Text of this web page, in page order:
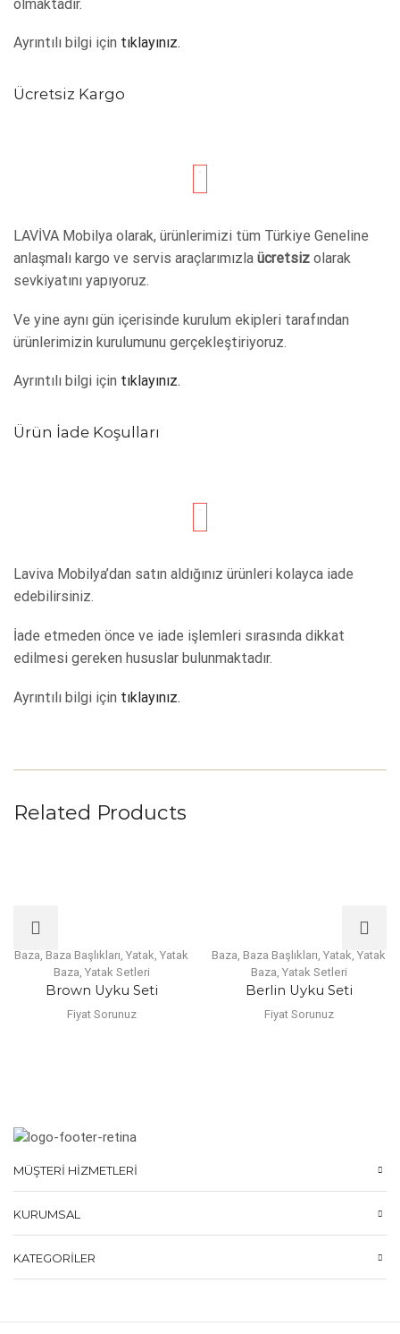
olmaktadır.
Ayrıntılı bilgi için tıklayınız.
Ücretsiz Kargo
LAVİVA Mobilya olarak, ürünlerimizi tüm Türkiye Geneline
anlaşmalı kargo ve servis araçlarımızla ücretsiz olarak
sevkiyatını yapıyoruz.
Ve yine aynı gün içerisinde kurulum ekipleri tarafından
ürünlerimizin kurulumunu gerçekleştiriyoruz.
Ayrıntılı bilgi için tıklayınız.
Ürün İade Koşulları
Laviva Mobilya’dan satın aldığınız ürünleri kolayca iade
edebilirsiniz.
İade etmeden önce ve iade işlemleri sırasında dikkat
edilmesi gereken hususlar bulunmaktadır.
Ayrıntılı bilgi için tıklayınız.
Related Products
Baza Baza Başlıkları Yatak Yatak
Baza Yatak Setleri
Brown Uyku Seti
Fiyat Sorunuz
Baza Baza Başlıkları Yatak Yatak
Baza Yatak Setleri
Berlin Uyku Seti
Fiyat Sorunuz
MÜŞTERI HIZMETLERI
KURUMSAL
KATEGORILER